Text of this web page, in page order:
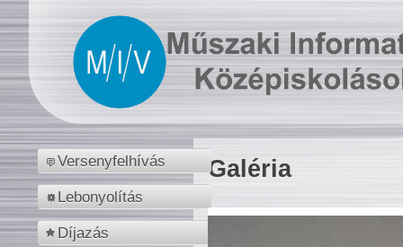
Versenyfelhívás
Lebonyolítás
Díjazás
Galéria